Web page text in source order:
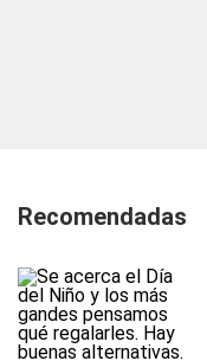
Recomendadas